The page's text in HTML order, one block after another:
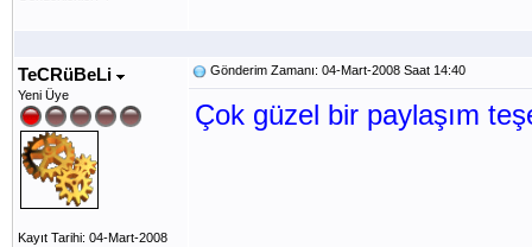
TeCRüBeLi
Yeni Üye
Kayıt Tarihi: 04-Mart-2008
Gönderim Zamanı: 04-Mart-2008 Saat 14:40
Çok güzel bir paylaşım